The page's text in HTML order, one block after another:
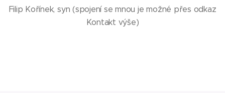
Filip Kořínek, syn (spojení se mnou je možné přes odkaz
Kontakt výše)